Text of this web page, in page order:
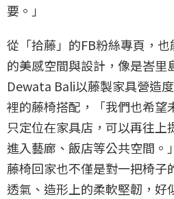
要。」
從「拾藤」的FB粉絲專頁，
的美感空間與設計，像是峇
Dewata Bali以藤製家具營造
裡的藤椅搭配，「我們也希望
只定位在家具店，可以再往上
進入藝廊、飯店等公共空間。
藤椅回家也不僅是對一把椅子
透氣、造形上的柔軟堅韌，好